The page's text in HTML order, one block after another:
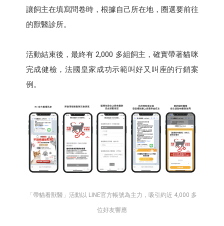
讓飼主在填寫問卷時，根據自己所在地，圈選要前往
的獸醫診所。
活動結束後，最終有 2,000 多組飼主，確實帶著貓咪
完成健檢，法國皇家成功示範叫好又叫座的行銷案
例。
「帶貓看獸醫」活動以 LINE官方帳號為主力，吸引約近 4,000 多
位好友響應